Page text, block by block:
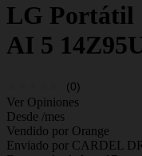
LG Portátil
AI 5
(0)
Ver Opiniones
Desde /mes
Vendido por Orange
Enviado por CARDEL